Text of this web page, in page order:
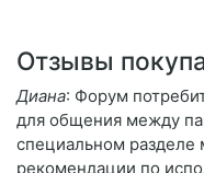
Отзывы
Диана: Форум
для общения между
специальном разделе
рекомендации по